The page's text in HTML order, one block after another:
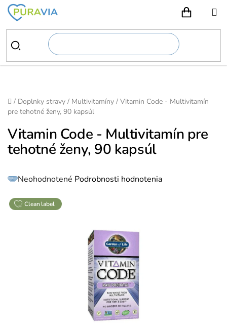
Prejsť
obsah
Domov
/ Doplnky stravy / Multivitamíny / Vitamin Code - Multivitamín
pre tehotné ženy, 90 kapsúl
Vitamin Code - Multivitamín pre
tehotné ženy, 90 kapsúl
Priemerné
hodnotenie
0,0
z
5
Neohodnotené Podrobnosti hodnotenia
clean label